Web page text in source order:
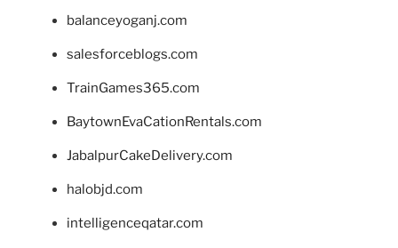
balanceyoganj.com
salesforceblogs.com
TrainGames365.com
BaytownEvaCationRentals.com
JabalpurCakeDelivery.com
halobjd.com
intelligenceqatar.com